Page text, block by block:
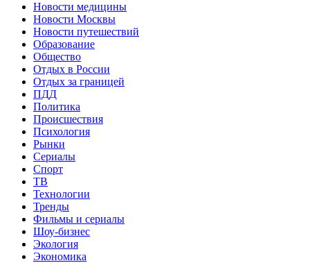
Новости медицины
Новости Москвы
Новости путешествий
Образование
Общество
Отдых в России
Отдых за границей
ПДД
Политика
Происшествия
Психология
Рынки
Сериалы
Спорт
ТВ
Технологии
Тренды
Фильмы и сериалы
Шоу-бизнес
Экология
Экономика